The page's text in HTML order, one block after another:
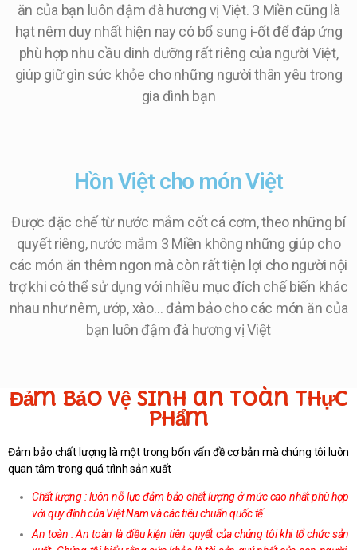
ăn của bạn luôn đậm đà hương vị Việt. 3 Miền cũng là
hạt nêm duy nhất hiện nay có bổ sung i-ốt để đáp ứng
phù hợp nhu cầu dinh dưỡng rất riêng của người Việt,
giúp giữ gìn sức khỏe cho những người thân yêu trong
gia đình bạn
Hồn Việt cho món Việt
Được đặc chế từ nước mắm cốt cá cơm, theo những bí
quyết riêng, nước mắm 3 Miền không những giúp cho
các món ăn thêm ngon mà còn rất tiện lợi cho người nội
trợ khi có thể sử dụng với nhiều mục đích chế biến khác
nhau như nêm, ướp, xào… đảm bảo cho các món ăn của
bạn luôn đậm đà hương vị Việt
Đảm bảo vệ sinh an toàn thực
phẩm
Đảm bảo chất lượng là một trong bốn vấn đề cơ bản mà chúng tôi luôn
quan tâm trong quá trình sản xuất
Chất lượng : luôn nỗ lực đảm bảo chất lượng ở mức cao nhất phù hợp
với quy định của Việt Nam và các tiêu chuẩn quốc tế
An toàn : An toàn là điều kiện tiên quyết của chúng tôi khi tổ chức sản